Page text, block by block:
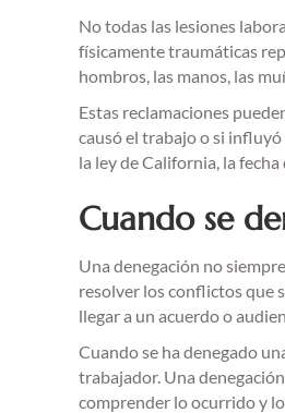
No todas las lesiones
físicamente traumáticas
hombros, las manos, las
Estas reclamaciones
causó el trabajo o si
la ley de California, la
Cuando se
Una denegación no
resolver los conflictos que
llegar a un acuerdo o
Cuando se ha denegado
trabajador. Una
comprender lo ocurrido y